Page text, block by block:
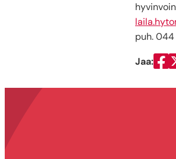
puh. 044
Jaa: